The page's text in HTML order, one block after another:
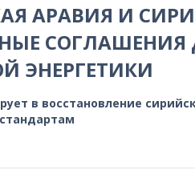
АРАВИЯ И
СОГЛАШЕНИЯ
ЭНЕРГЕТИКИ
в восстановление